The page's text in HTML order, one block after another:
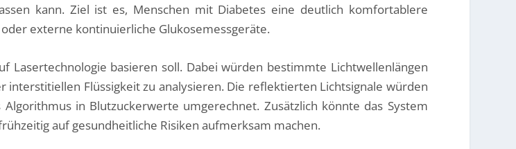
kann. Ziel ist es, Menschen mit Diabetes eine deutlich komfortablere
externe kontinuierliche Glukosemessgeräte.
Lasertechnologie basieren soll. Dabei würden bestimmte Lichtwellenlängen
Flüssigkeit zu analysieren. Die reflektierten Lichtsignale würden
in Blutzuckerwerte umgerechnet. Zusätzlich könnte das System
auf gesundheitliche Risiken aufmerksam machen.